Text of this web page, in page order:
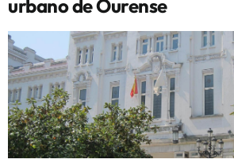
urbano de Ourense